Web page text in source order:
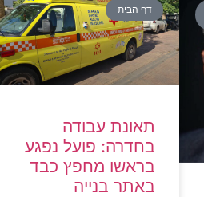
דף הבית
תאונת עבודה
בחדרה: פועל נפגע
בראשו מחפץ כבד
באתר בנייה